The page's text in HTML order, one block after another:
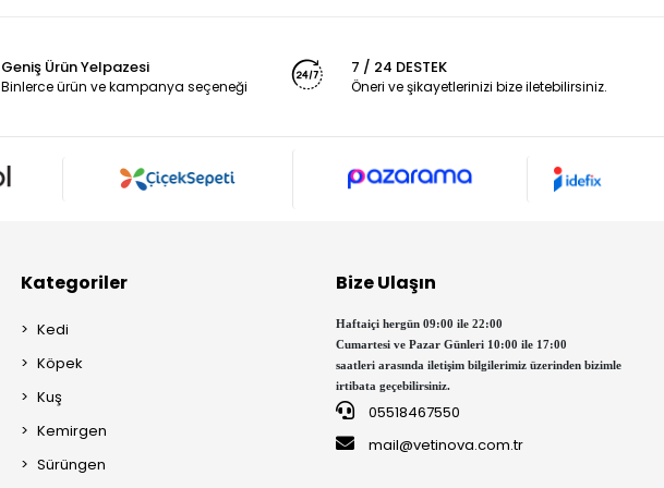
Geniş Ürün Yelpazesi
Binlerce ürün ve kampanya seçeneği
7 / 24 DESTEK
Öneri ve şikayetlerinizi bize iletebilirsiniz.
Kategoriler
Kedi
Köpek
Kuş
Kemirgen
Sürüngen
Bize Ulaşın
Haftaiçi hergün 09:00 ile 22:00
Cumartesi ve Pazar Günleri 10:00 ile 17:00
saatleri arasında iletişim bilgilerimiz üzerinden bizimle
irtibata geçebilirsiniz.
05518467550
mail@vetinova.com.tr